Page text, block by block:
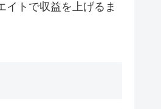
イトで収益を上げるま